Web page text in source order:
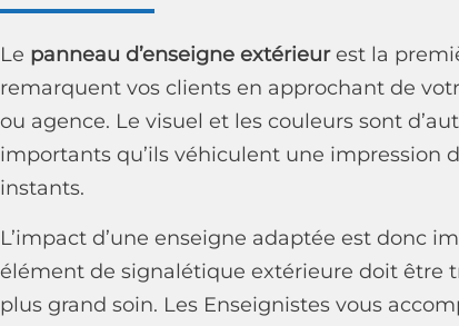
Le panneau d’enseigne extérieurest la
remarquent vos clients en approchant de
ou agence. Le visuel et les couleurs sont
importants qu’ils véhiculent une impression
instants.
L’impact d’une enseigne adaptée est donc
élément de signalétique extérieure doit être
plus grand soin. Les Enseignistes vous